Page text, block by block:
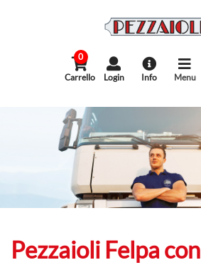
0
Carrello
Login Info Menu
Pezzaioli Felpa con